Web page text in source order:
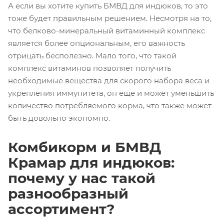
А если вы хотите купить БМВД для индюков, то это
тоже будет правильным решением. Несмотря на то,
что белково-минеральный витаминный комплекс
является более опциональным, его важность
отрицать бесполезно. Мало того, что такой
комплекс витаминов позволяет получить
необходимые вещества для скорого набора веса и
укрепления иммунитета, он еще и может уменьшить
количество потребляемого корма, что также может
быть довольно экономно.
Комбикорм и БМВД
Крамар для индюков:
почему у нас такой
разнообразный
ассортимент?